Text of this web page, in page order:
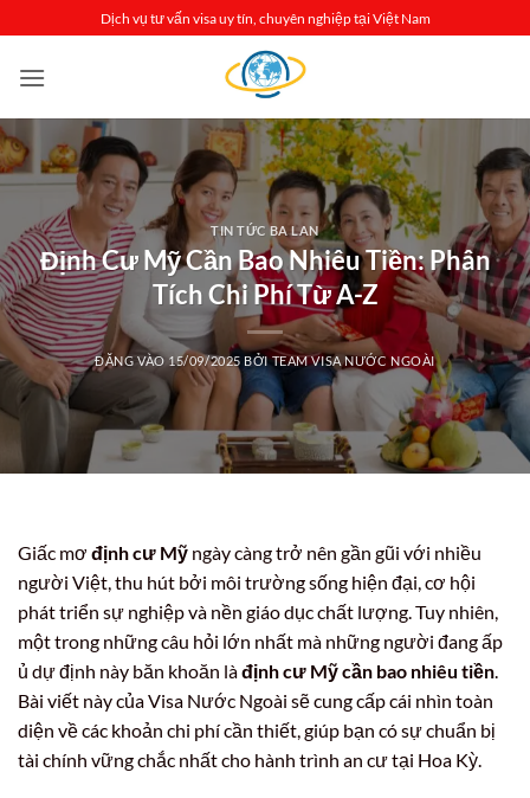
qua
nội
Dịch vụ tư vấn visa uy tín, chuyên nghiệp tại Việt Nam
TIN TỨC BA LAN
Định Cư Mỹ Cần Bao Nhiêu Tiền: Phân
Tích Chi Phí Từ A-Z
ĐĂNG VÀO15/09/2025 BỞITEAM VISA NƯỚC NGOÀI
Giấc mơ định cư Mỹ ngày càng trở nên gần gũi với nhiều
người Việt, thu hút bởi môi trường sống hiện đại, cơ hội
phát triển sự nghiệp và nền giáo dục chất lượng. Tuy nhiên,
một trong những câu hỏi lớn nhất mà những người đang ấp
ủ dự định này băn khoăn làđịnh cư Mỹ cần bao nhiêu tiền.
Bài viết này của Visa Nước Ngoài sẽ cung cấp cái nhìn toàn
diện về các khoản chi phí cần thiết, giúp bạn có sự chuẩn bị
tài chính vững chắc nhất cho hành trình an cư tại Hoa Kỳ.